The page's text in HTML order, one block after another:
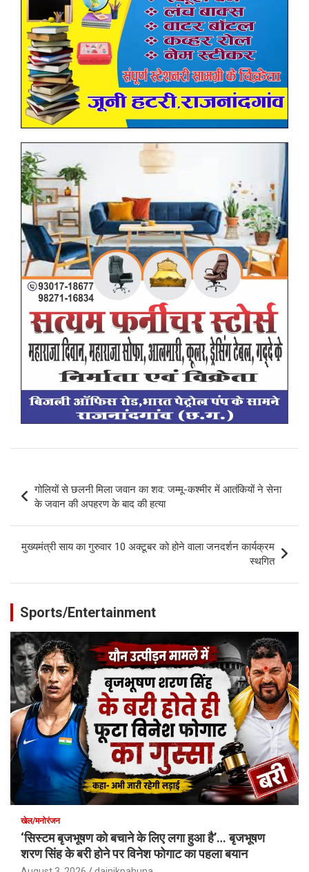
Post
navigation
गोलियों से छलनी मिला जवान का शव: जम्मू-कश्मीर में आतंकियों ने सेना
के जवान की अपहरण के बाद की हत्या
मुख्यमंत्री साय का गुरुवार 10 अक्टूबर को होने वाला जनदर्शन कार्यक्रम
स्थगित
Sports/Entertainment
खेल/मनोरंजन
‘सिस्टम बृजभूषण को बचाने के लिए लगा हुआ है’… बृजभूषण
शरण सिंह के बरी होने पर विनेश फोगाट का पहला बयान